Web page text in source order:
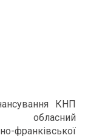
КНП
франківської